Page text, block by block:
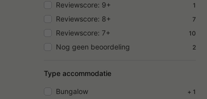
Reviewscore: 9+ 1
Reviewscore: 8+ 7
Reviewscore: 7+ 10
Nog geen beoordeling 2
Type accommodatie
Bungalow + 1